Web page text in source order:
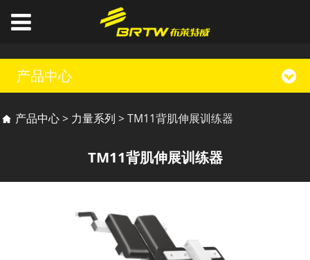
产品中心
TM11背肌伸展训练器
产品中心> 力量系列 >TM11背肌伸展训练器
TM11背肌伸展训练器